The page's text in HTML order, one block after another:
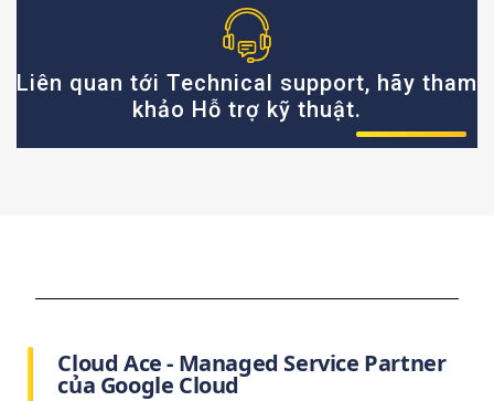
Liên quan tới Technical support, hãy tham
khảo Hỗ trợ kỹ thuật.
Cloud Ace - Managed Service Partner
của Google Cloud